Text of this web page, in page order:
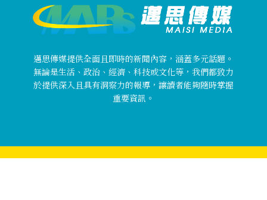
邁思傳媒提供全面且即時的新聞內容，涵蓋多元話題。
無論是生活、政治、經濟、科技或文化等，我們都致力
於提供深入且具有洞察力的報導，讓讀者能夠隨時掌握
重要資訊。